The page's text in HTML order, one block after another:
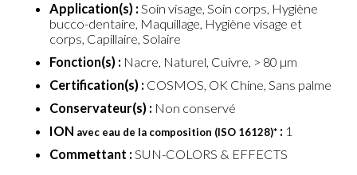
Application(s) : Soin visage, Soin corps, Hygiène
bucco-dentaire, Maquillage, Hygiène visage et
corps, Capillaire, Solaire
Fonction(s) : Nacre, Naturel, Cuivre, > 80 µm
Certification(s) : COSMOS, OK Chine, Sans palme
Conservateur(s) : Non conservé
ION avec eau de la composition (ISO 16128)* : 1
Commettant : SUN-COLORS & EFFECTS